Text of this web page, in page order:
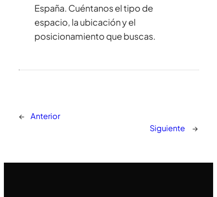
España. Cuéntanos el tipo de
espacio, la ubicación y el
posicionamiento que buscas.
←
Anterior
Siguiente
→